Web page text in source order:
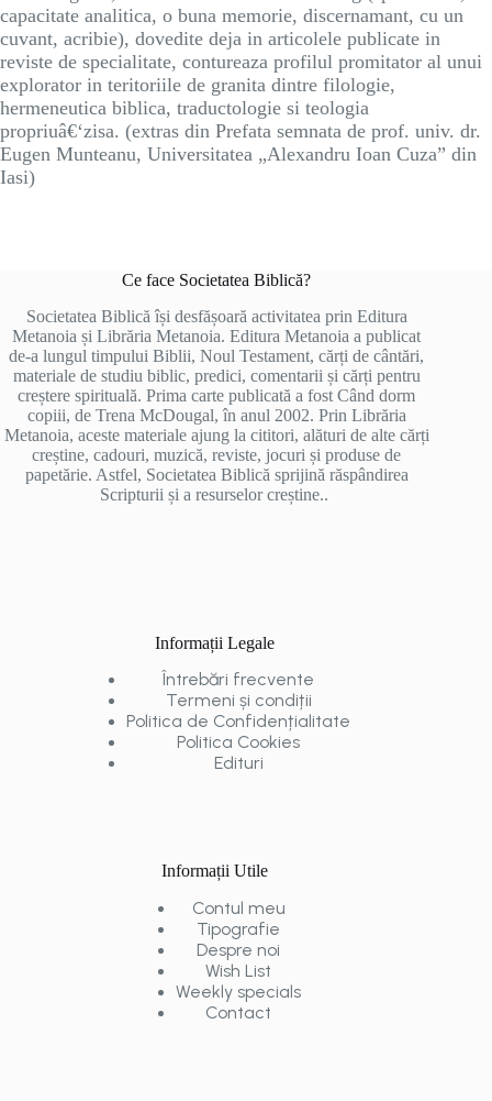
capacitate analitica, o buna memorie, discernamant, cu un
cuvant, acribie), dovedite deja in articolele publicate in
reviste de specialitate, contureaza profilul promitator al unui
explorator in teritoriile de granita dintre filologie,
hermeneutica biblica, traductologie si teologia
propriuâ€‘zisa. (extras din Prefata semnata de prof. univ. dr.
Eugen Munteanu, Universitatea „Alexandru Ioan Cuza” din
Iasi)
Ce face Societatea Biblică?
Societatea Biblică își desfășoară activitatea prin Editura
Metanoia și Librăria Metanoia. Editura Metanoia a publicat
de-a lungul timpului Biblii, Noul Testament, cărți de cântări,
materiale de studiu biblic, predici, comentarii și cărți pentru
creștere spirituală. Prima carte publicată a fost Când dorm
copiii, de Trena McDougal, în anul 2002. Prin Librăria
Metanoia, aceste materiale ajung la cititori, alături de alte cărți
creștine, cadouri, muzică, reviste, jocuri și produse de
papetărie. Astfel, Societatea Biblică sprijină răspândirea
Scripturii și a resurselor creștine..
Informații Legale
Întrebări frecvente
Termeni și condiții
Politica de Confidențialitate
Politica Cookies
Edituri
Informații Utile
Contul meu
Tipografie
Despre noi
Wish List
Weekly specials
Contact